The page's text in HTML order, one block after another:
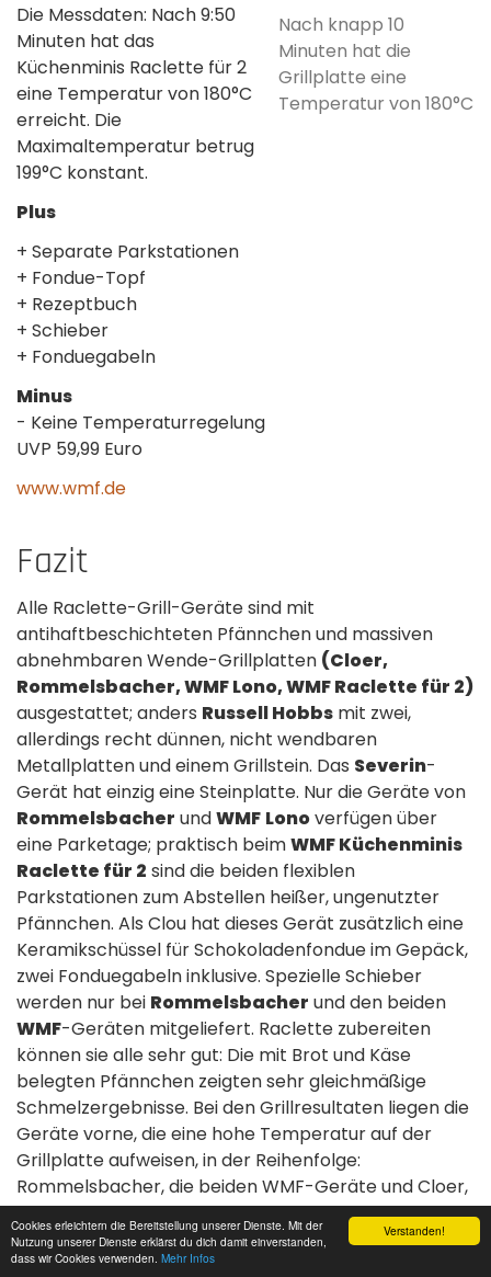
Verstanden!
Cookies erleichtern die Bereitstellung unserer Dienste. Mit der
Nutzung unserer Dienste erklärst du dich damit einverstanden,
dass wir Cookies verwenden. Mehr Infos
Nach knapp 10
Minuten hat die
Grillplatte eine
Temperatur von 180°C
Die Messdaten: Nach 9:50
Minuten hat das
Küchenminis Raclette für 2
eine Temperatur von 180°C
erreicht. Die
Maximaltemperatur betrug
199°C konstant.
Plus
+ Separate Parkstationen
+ Fondue-Topf
+ Rezeptbuch
+ Schieber
+ Fonduegabeln
Minus
- Keine Temperaturregelung
UVP 59,99 Euro
www.wmf.de
Fazit
Alle Raclette-Grill-Geräte sind mit
antihaftbeschichteten Pfännchen und massiven
abnehmbaren Wende-Grillplatten (Cloer,
Rommelsbacher, WMF Lono, WMF Raclette für 2)
ausgestattet; anders Russell Hobbs mit zwei,
allerdings recht dünnen, nicht wendbaren
Metallplatten und einem Grillstein. Das Severin-
Gerät hat einzig eine Steinplatte. Nur die Geräte von
Rommelsbacher undWMF Lonoverfügen über
eine Parketage; praktisch beimWMF Küchenminis
Raclette für 2 sind die beiden flexiblen
Parkstationen zum Abstellen heißer, ungenutzter
Pfännchen. Als Clou hat dieses Gerät zusätzlich eine
Keramikschüssel für Schokoladenfondue im Gepäck,
zwei Fonduegabeln inklusive. Spezielle Schieber
werden nur bei Rommelsbacher und den beiden
WMF-Geräten mitgeliefert. Raclette zubereiten
können sie alle sehr gut: Die mit Brot und Käse
belegten Pfännchen zeigten sehr gleichmäßige
Schmelzergebnisse. Bei den Grillresultaten liegen die
Geräte vorne, die eine hohe Temperatur auf der
Grillplatte aufweisen, in der Reihenfolge:
Rommelsbacher, die beiden WMF-Geräte und Cloer,
gefolgt von Severin und Russell Hobbs.